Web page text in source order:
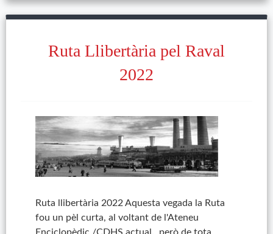
Ruta Llibertària pel Raval
2022
Ruta llibertària 2022 Aquesta vegada la Ruta
fou un pèl curta, al voltant de l'Ateneu